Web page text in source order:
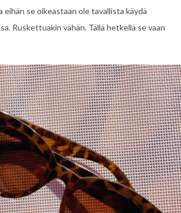
eihän se oikeastaan ole tavallista käydä
Ruskettuakin vähän. Tällä hetkellä se vaan